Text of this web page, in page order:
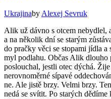
Ukrajinaby Alexej Sevruk
Alik už dávno s otcem nebydlel,
a na několik dní se starým
do pračky věci se stopami jídla a
myl podlahu. Občas Alik dlouho
poslouchal, jestli otec dýchá.
nerovnoměrné sípavé
ne. Ale jistě brzy. Velmi brzy.
nedá se svítit. Po starých